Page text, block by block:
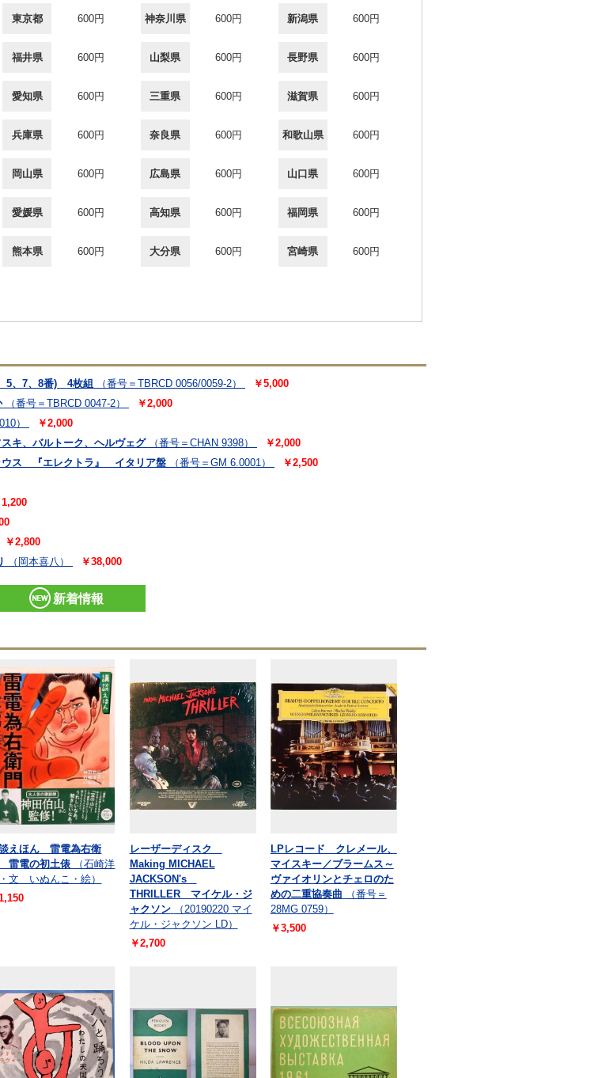
東京都 600円 神奈川県 600円 新潟県 600円
福井県 600円 山梨県 600円 長野県 600円
愛知県 600円 三重県 600円 滋賀県 600円
兵庫県 600円 奈良県 600円 和歌山県 600円
岡山県 600円 広島県 600円 山口県 600円
愛媛県 600円 高知県 600円 福岡県 600円
熊本県 600円 大分県 600円 宮崎県 600円
5、7、8番) 4枚組 （番号＝TBRCD 0056/0059-2）
￥5,000
（番号＝TBRCD 0047-2）
￥2,000
）
￥2,000
キ、バルトーク、ヘルヴェグ
（番号＝CHAN 9398）
￥2,000
ウス 『エレクトラ』 イタリア盤
（番号＝GM 6.0001）
￥2,500
1,200
￥2,800
（岡本喜八） ￥38,000
新着情報
えほん 雷電為右衛
雷電の初土俵
（石崎洋
文 いぬんこ・絵）
レーザーディスク
Making MICHAEL
JACKSON's
THRILLER マイケル・ジ
ャクソン
（20190220 マイ
ケル・ジャクソン LD）
￥2,700
LPレコード クレメール、
マイスキー／ブラームス～
ヴァイオリンとチェロのた
めの二重協奏曲
（番号＝
28MG 0759）
￥3,500